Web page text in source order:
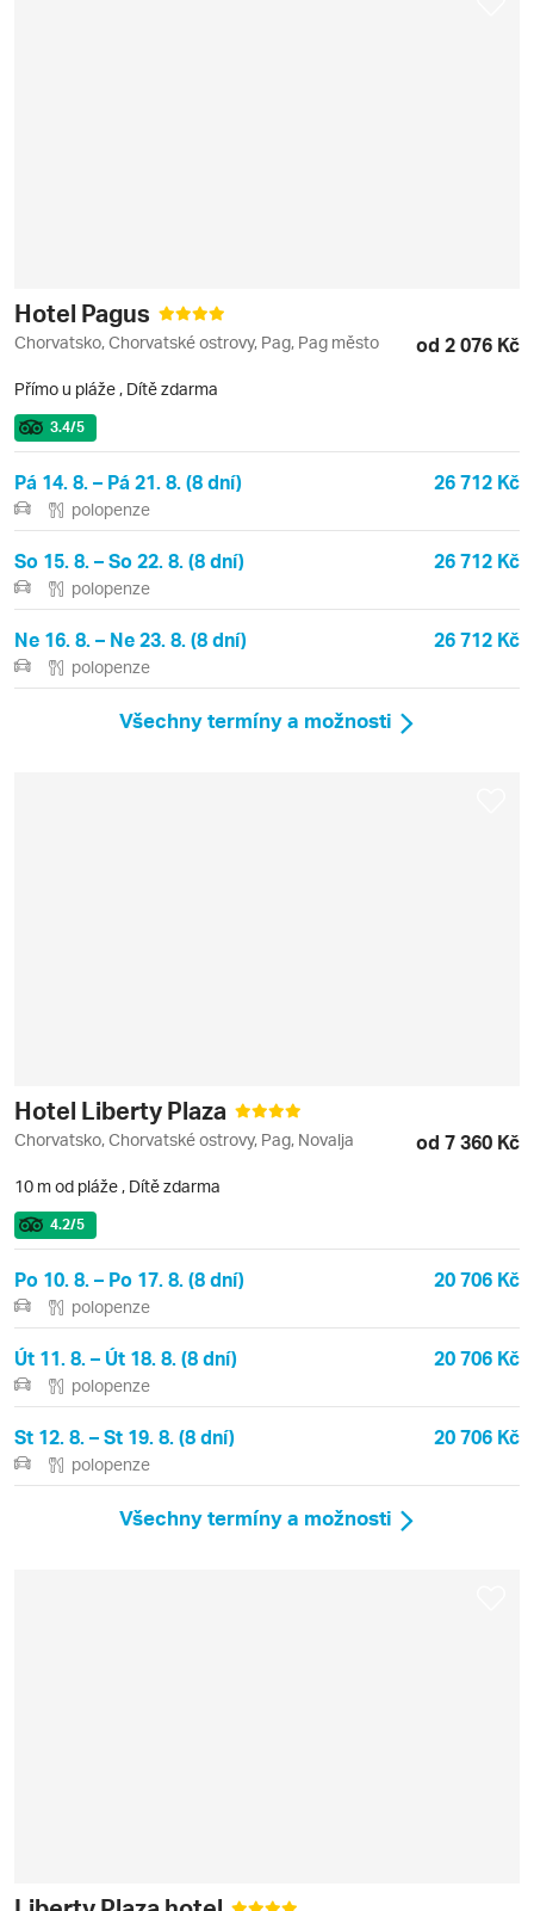
Hotel Pagus
Chorvatsko, Chorvatské ostrovy, Pag, Pag město od 2 076 Kč
Přímo u pláže , Dítě zdarma
3.4/5
Pá 14. 8. – Pá 21. 8. (8 dní) 26 712 Kč
polopenze
So 15. 8. – So 22. 8. (8 dní) 26 712 Kč
polopenze
Ne 16. 8. – Ne 23. 8. (8 dní) 26 712 Kč
polopenze
Všechny termíny a možnosti
Hotel Liberty Plaza
Chorvatsko, Chorvatské ostrovy, Pag, Novalja od 7 360 Kč
10 m od pláže , Dítě zdarma
4.2/5
Po 10. 8. – Po 17. 8. (8 dní) 20 706 Kč
polopenze
Út 11. 8. – Út 18. 8. (8 dní) 20 706 Kč
polopenze
St 12. 8. – St 19. 8. (8 dní) 20 706 Kč
polopenze
Všechny termíny a možnosti